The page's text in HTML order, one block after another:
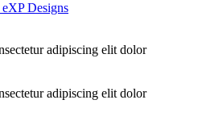
Designs
adipiscing elit dolor
adipiscing elit dolor